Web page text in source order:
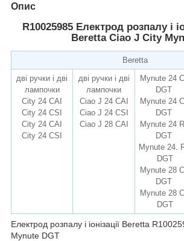
Опис
R10025985 Електрод розпалу і
Beretta Ciao J City
Beretta
дві ручки і дві
лампочки
City 24 CAI
City 24 CSI
City 24 CAI
City 24 CSI
дві ручки і дві
лампочки
Ciao J 24 CAI
Ciao J 24 CSI
Ciao J 28 CAI
Mynute 24
DGT
Mynute 24
DGT
Mynute 24
DGT
Mynute 24.
DGT
Mynute 28
DGT
Mynute 28
DGT
Електрод розпалу і іонізації Beretta
Mynute DGT